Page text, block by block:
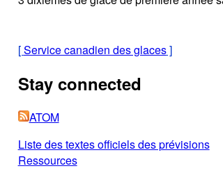
[Service canadien des glaces]
Stay connected
ATOM
Liste des textes officiels des prévisions
Ressources